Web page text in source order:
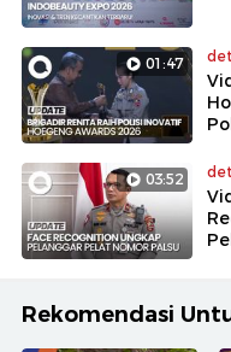
01:47
03:52
Rekomendasi